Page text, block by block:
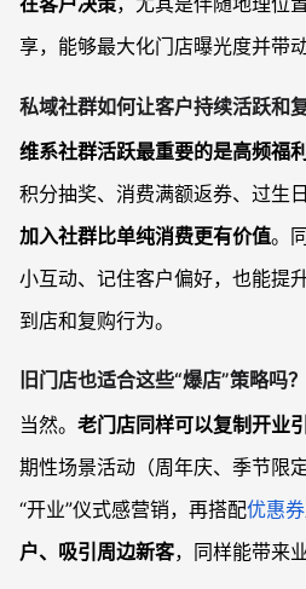
享，能够最大化门店曝光度并带
私域社群如何让客户持续活跃和复
维系社群活跃最重要的是高频福
积分抽奖、消费满额返券、过生
加入社群比单纯消费更有价值。
小互动、记住客户偏好，也能提
到店和复购行为。
旧门店也适合这些“爆店”策略吗？
当然。 老门店同样可以复制开业
期性场景活动（周年庆、季节限
“开业”仪式感营销，再搭配优惠券
户、吸引周边新客，同样能带来